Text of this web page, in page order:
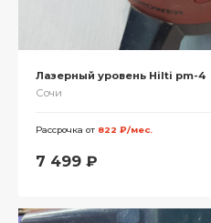
Лазерный уровень Hilti pm-4
Сочи
Рассрочка от 822 ₽/мес.
7 499 ₽